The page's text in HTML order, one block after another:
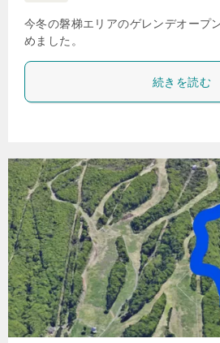
今冬の磐梯エリアのゲレンデオープ
めました。
続きを読む